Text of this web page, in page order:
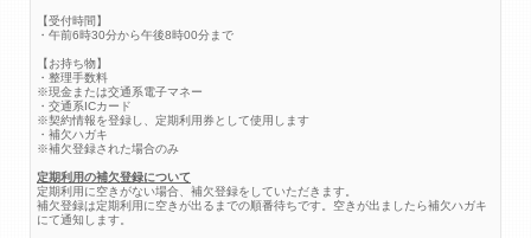
【受付時間】
・午前6時30分から午後8時00分まで
【お持ち物】
・整理手数料
※現金または交通系電子マネー
・交通系ICカード
※契約情報を登録し、定期利用券として使用します
・補欠ハガキ
※補欠登録された場合のみ
定期利用の補欠登録について
定期利用に空きがない場合、補欠登録をしていただきます。
補欠登録は定期利用に空きが出るまでの順番待ちです。空きが出ましたら補欠ハガキ
にて通知します。